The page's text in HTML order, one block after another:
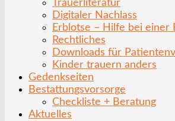
Trauerliteratur
Digitaler Nachlass
Erblotse – Hilfe bei einer
Rechtliches
Downloads für
Kinder trauern anders
Gedenkseiten
Bestattungsvorsorge
Checkliste + Beratung
Aktuelles